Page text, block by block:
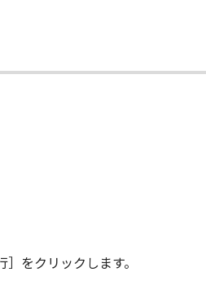
製物のすべてを廃棄または消去す
ユーザーである場合、以下の規定
(Oct 1995), consisting of
are used in 48 C.F.R. 12.212
all U.S. Government End
Inc./30-2, Shimomaruko 3-
指し示すものとします。
をクリックします。